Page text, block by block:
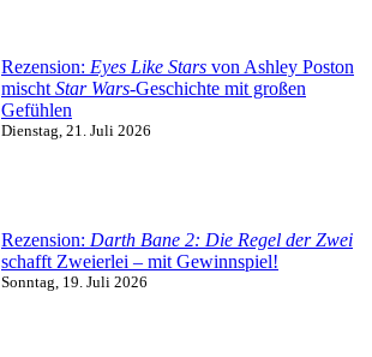
Rezension: Eyes Like Stars von Ashley Poston
mischt Star Wars-Geschichte mit großen
Gefühlen
Dienstag, 21. Juli 2026
Rezension: Darth Bane 2: Die Regel der Zwei
schafft Zweierlei – mit Gewinnspiel!
Sonntag, 19. Juli 2026